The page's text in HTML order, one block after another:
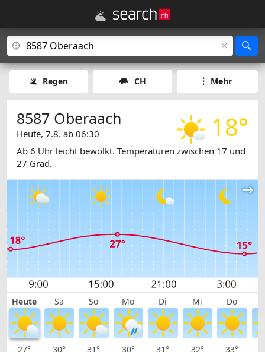
Regen CH Mehr
18°
8587 Oberaach
Heute, 7.8. ab 06:30
Ab 6 Uhr leicht bewölkt. Temperaturen zwischen 17 und
27 Grad.
Heute Sa So Mo Di Mi Do
27°
30°
31°
30°
31°
32°
33°